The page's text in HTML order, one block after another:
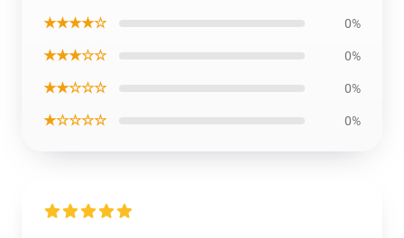
★★★★☆ 0%
★★★☆☆ 0%
★★☆☆☆ 0%
★☆☆☆☆ 0%